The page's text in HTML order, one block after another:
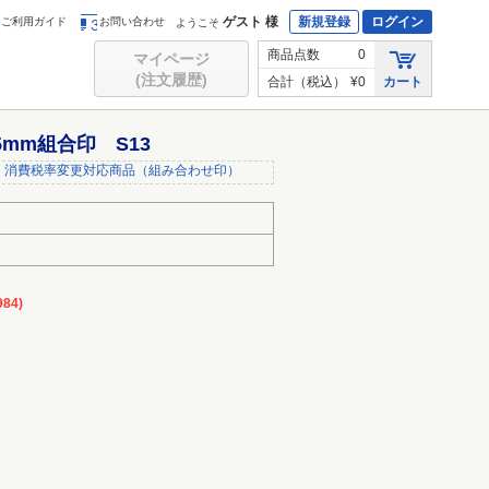
ご利用ガイド お問い合わせ ようこそ ゲスト 様 新規登録 ログイン
マイページ
(注文履歴)
商品点数
0
合計（税込）
¥0 カート
組合印 S13
消費税率変更対応商品（組み合わせ印）